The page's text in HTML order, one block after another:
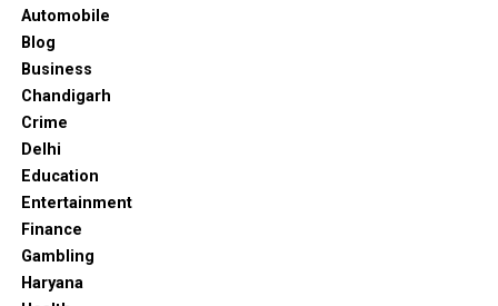
Automobile
Blog
Business
Chandigarh
Crime
Delhi
Education
Entertainment
Finance
Gambling
Haryana